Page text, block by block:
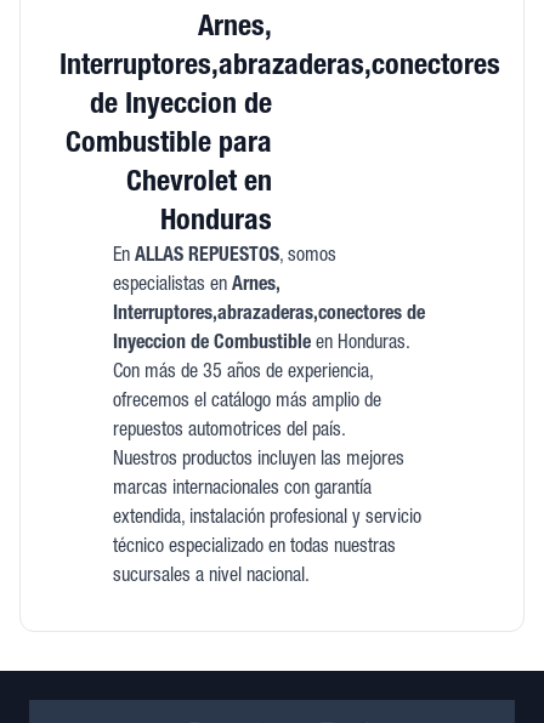
Arnes,
Interruptores,abrazaderas,conectores
de Inyeccion de
Combustible para
Chevrolet en
Honduras
En ALLAS REPUESTOS, somos
especialistas en Arnes,
Interruptores,abrazaderas,conectores de
Inyeccion de Combustibleen Honduras.
Con más de 35 años de experiencia,
ofrecemos el catálogo más amplio de
repuestos automotrices del país.
Nuestros productos incluyen las mejores
marcas internacionales con garantía
extendida, instalación profesional y servicio
técnico especializado en todas nuestras
sucursales a nivel nacional.